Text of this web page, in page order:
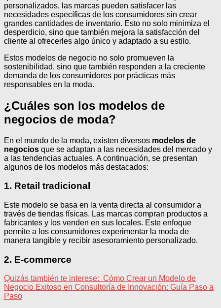
personalizados, las marcas pueden satisfacer las
necesidades específicas de los consumidores sin crear
grandes cantidades de inventario. Esto no solo minimiza el
desperdicio, sino que también mejora la satisfacción del
cliente al ofrecerles algo único y adaptado a su estilo.
Estos modelos de negocio no solo promueven la
sostenibilidad, sino que también responden a la creciente
demanda de los consumidores por prácticas más
responsables en la moda.
¿Cuáles son los modelos de
negocios de moda?
En el mundo de la moda, existen diversos modelos de
negocios que se adaptan a las necesidades del mercado y
a las tendencias actuales. A continuación, se presentan
algunos de los modelos más destacados:
1. Retail tradicional
Este modelo se basa en la venta directa al consumidor a
través de tiendas físicas. Las marcas compran productos a
fabricantes y los venden en sus locales. Este enfoque
permite a los consumidores experimentar la moda de
manera tangible y recibir asesoramiento personalizado.
2. E-commerce
Quizás también te interese: Cómo Crear un Modelo de
Negocio Exitoso en Consultoría de Innovación: Guía Paso a
Paso